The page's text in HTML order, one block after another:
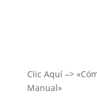
Clic Aquí –>
Manual»